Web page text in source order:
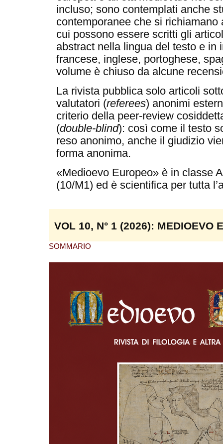
incluso; sono contemplati anche
contemporanee che si
cui possono essere scritti gli
abstract nella lingua del testo e in
francese, inglese, portoghese,
volume è chiuso da alcune
La rivista pubblica solo articoli
valutatori (referees) anonimi
criterio della peer-review
(double-blind): così come il testo
reso anonimo, anche il giudizio
forma anonima.
«Medioevo Europeo» è in classe
(10/M1) ed è scientifica per tutta
VOL 10, N° 1 (2026): MEDIOEVO
SOMMARIO